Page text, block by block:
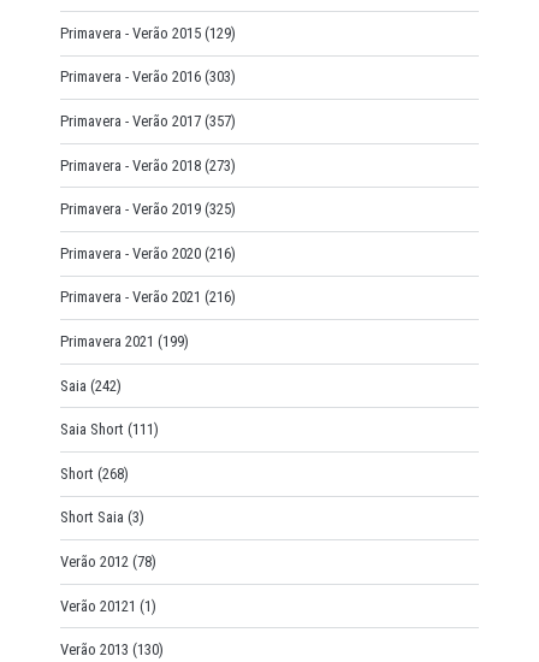
Primavera - Verão 2015 (129)
Primavera - Verão 2016 (303)
Primavera - Verão 2017 (357)
Primavera - Verão 2018 (273)
Primavera - Verão 2019 (325)
Primavera - Verão 2020 (216)
Primavera - Verão 2021 (216)
Primavera 2021 (199)
Saia (242)
Saia Short (111)
Short (268)
Short Saia (3)
Verão 2012 (78)
Verão 20121 (1)
Verão 2013 (130)